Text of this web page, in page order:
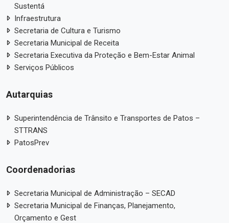
Sustentá
Infraestrutura
Secretaria de Cultura e Turismo
Secretaria Municipal de Receita
Secretaria Executiva da Proteção e Bem-Estar Animal
Serviços Públicos
Autarquias
Superintendência de Trânsito e Transportes de Patos –
STTRANS
PatosPrev
Coordenadorias
Secretaria Municipal de Administração – SECAD
Secretaria Municipal de Finanças, Planejamento,
Orçamento e Gest